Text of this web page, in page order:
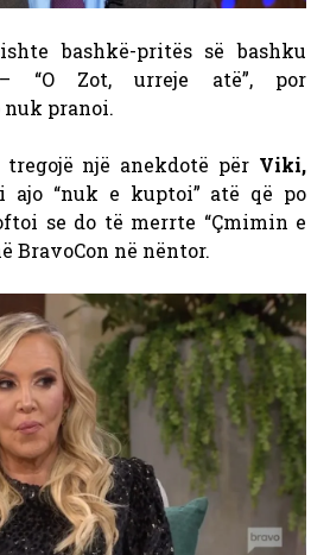
bashkë-pritës së bashku
“O Zot, urreje atë”, por
pranoi.
një anekdotë për Viki,
ajo “nuk e kuptoi” atë që po
se do të merrte “Çmimin e
BravoCon në nëntor.